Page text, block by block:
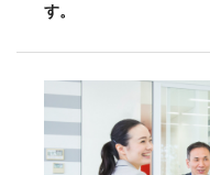
す。